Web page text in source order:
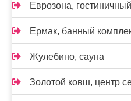
Еврозона,
Ермак, банный
Жулебино, сауна
Золотой ковш, центр